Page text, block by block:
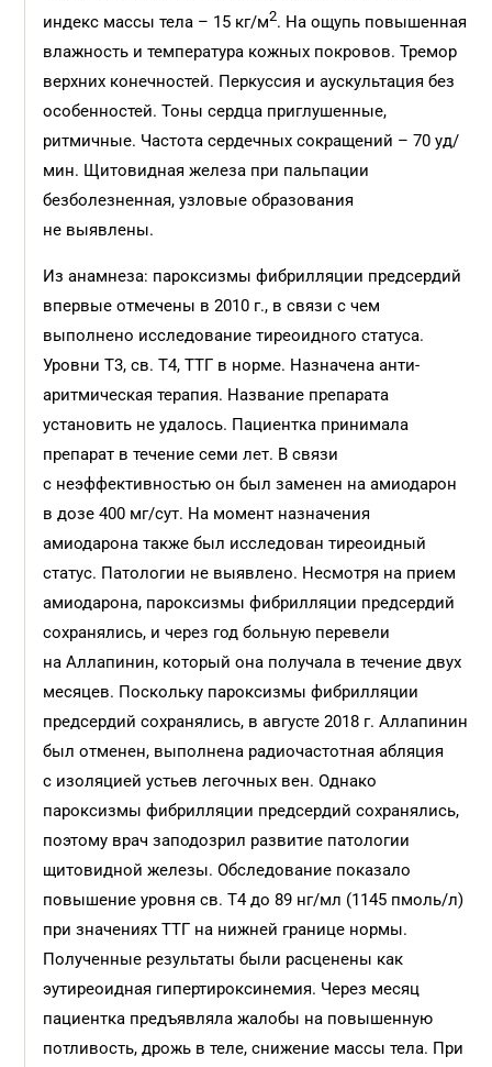
индекс массы тела – 15 кг/м2. На ощупь повышенная
влажность и температура кожных покровов. Тремор
верхних конечностей. Перкуссия и аускультация без
особенностей. Тоны сердца приглушенные,
ритмичные. Частота сердечных сокращений – 70 уд/
мин. Щитовидная железа при пальпации
безболезненная, узловые образования
не выявлены.
Из анамнеза: пароксизмы фибрилляции предсердий
впервые отмечены в 2010 г., в связи с чем
выполнено исследование тиреоидного статуса.
Уровни Т3, св. Т4, ТТГ в норме. Назначена анти­
аритмическая терапия. Название препарата
установить не удалось. Пациентка принимала
препарат в течение семи лет. В связи
с неэффективностью он был заменен на амиодарон
в дозе 400 мг/сут. На момент назначения
амиодарона также был исследован тиреоидный
статус. Патологии не выявлено. Несмотря на прием
амиодарона, пароксизмы фибрилляции предсердий
сохранялись, и через год больную перевели
на Аллапинин, который она получала в течение двух
месяцев. Поскольку пароксизмы фибрилляции
предсердий сохранялись, в августе 2018 г. Аллапинин
был отменен, выполнена радиочастотная абляция
с изоляцией устьев легочных вен. Однако
пароксизмы фибрилляции предсердий сохранялись,
поэтому врач заподозрил развитие патологии
щитовидной железы. Обследование показало
повышение уровня св. Т4 до 89 нг/мл (1145 пмоль/л)
при значениях ТТГ на нижней границе нормы.
Полученные результаты были расценены как
эутирео­идная гипертироксинемия. Через месяц
пациентка предъявляла жалобы на повышенную
потливость, дрожь в теле, снижение массы тела. При